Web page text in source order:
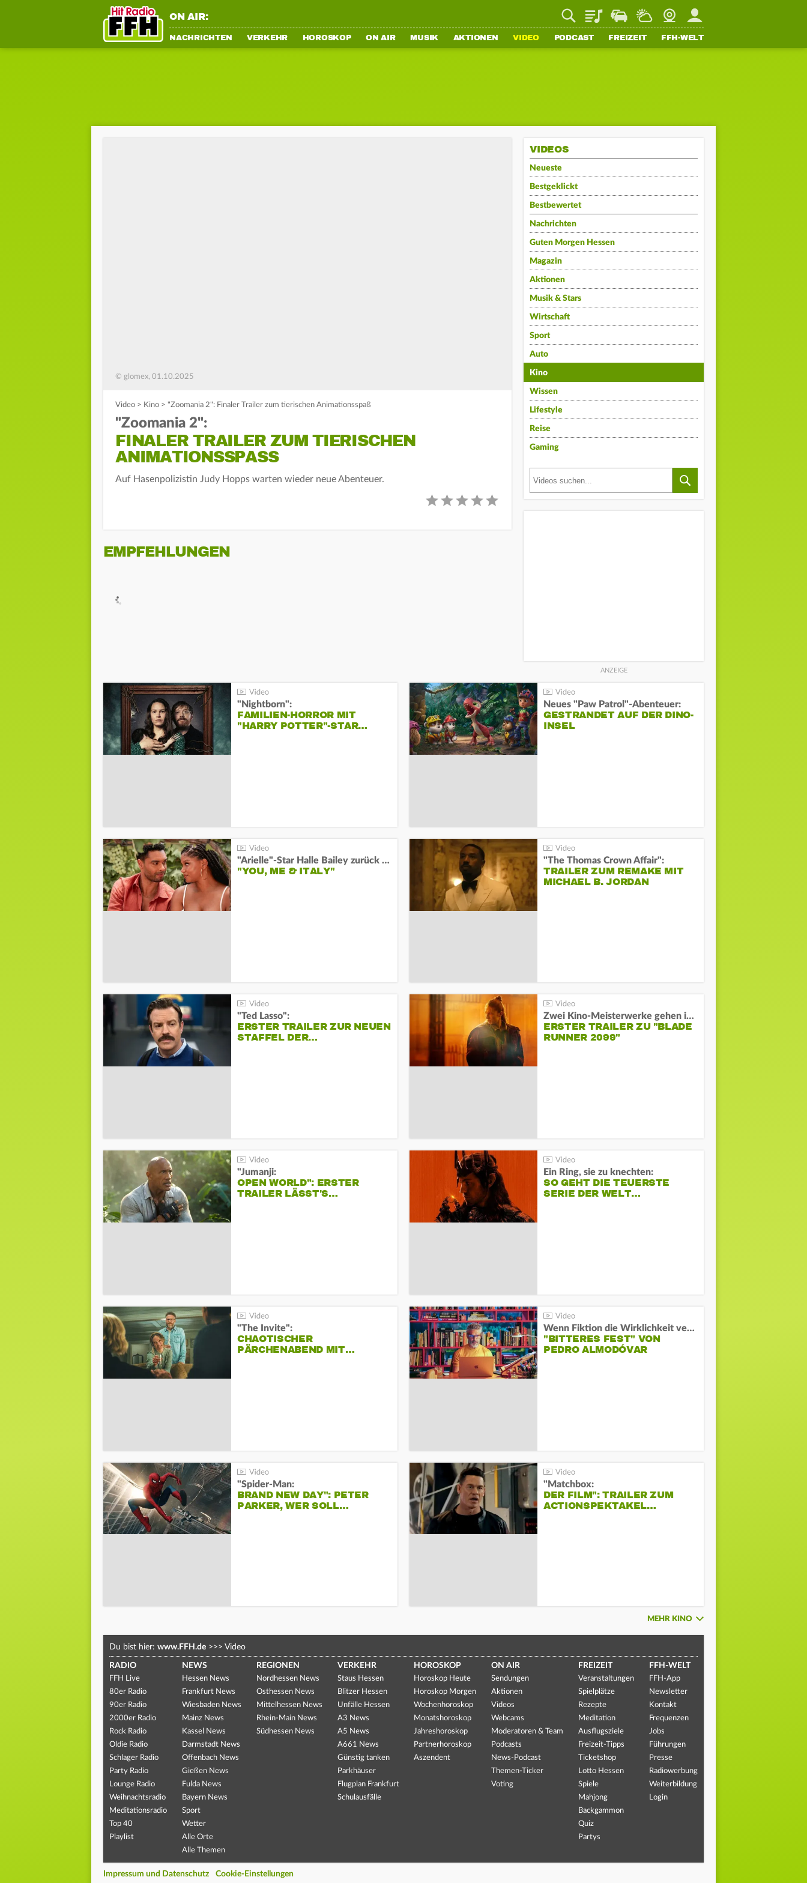
ON AIR: PlaylistStaupilotWetterWebcamMein FFH
NACHRICHTEN VERKEHR HOROSKOP ON AIR MUSIK AKTIONEN VIDEO PODCAST FREIZEIT FFH-WELT
© glomex, 01.10.2025
Video > Kino > "Zoomania 2": Finaler Trailer zum tierischen Animationsspaß
"Zoomania 2":
FINALER TRAILER ZUM TIERISCHEN
ANIMATIONSSPASS
Auf Hasenpolizistin Judy Hopps warten wieder neue Abenteuer.
EMPFEHLUNGEN
VIDEOS
Neueste
Bestgeklickt
Bestbewertet
Nachrichten
Guten Morgen Hessen
Magazin
Aktionen
Musik & Stars
Wirtschaft
Sport
Auto
Kino
Wissen
Lifestyle
Reise
Gaming
"Nightborn":
FAMILIEN-HORROR MIT
"HARRY POTTER"-STAR…
Neues "Paw Patrol"-Abenteuer:
GESTRANDET AUF DER DINO-
INSEL
"Arielle"-Star Halle Bailey zurück auf der Leinwand:
"YOU, ME & ITALY"
"The Thomas Crown Affair":
TRAILER ZUM REMAKE MIT
MICHAEL B. JORDAN
"Ted Lasso":
ERSTER TRAILER ZUR NEUEN
STAFFEL DER…
Zwei Kino-Meisterwerke gehen in Serie:
ERSTER TRAILER ZU "BLADE
RUNNER 2099"
"Jumanji:
OPEN WORLD": ERSTER
TRAILER LÄSST'S…
Ein Ring, sie zu knechten:
SO GEHT DIE TEUERSTE
SERIE DER WELT…
"The Invite":
CHAOTISCHER
PÄRCHENABEND MIT…
Wenn Fiktion die Wirklichkeit verschiebt:
"BITTERES FEST" VON
PEDRO ALMODÓVAR
"Spider-Man:
BRAND NEW DAY": PETER
PARKER, WER SOLL…
"Matchbox:
DER FILM": TRAILER ZUM
ACTIONSPEKTAKEL…
MEHR KINO
Du bist hier: www.FFH.de >>> Video
RADIO
FFH Live
80er Radio
90er Radio
2000er Radio
Rock Radio
Oldie Radio
Schlager Radio
Party Radio
Lounge Radio
Weihnachtsradio
Meditationsradio
Top 40
Playlist
NEWS
Hessen News
Frankfurt News
Wiesbaden News
Mainz News
Kassel News
Darmstadt News
Offenbach News
Gießen News
Fulda News
Bayern News
Sport
Wetter
Alle Orte
Alle Themen
REGIONEN
Nordhessen News
Osthessen News
Mittelhessen News
Rhein-Main News
Südhessen News
VERKEHR
Staus Hessen
Blitzer Hessen
Unfälle Hessen
A3 News
A5 News
A661 News
Günstig tanken
Parkhäuser
Flugplan Frankfurt
Schulausfälle
HOROSKOP
Horoskop Heute
Horoskop Morgen
Wochenhoroskop
Monatshoroskop
Jahreshoroskop
Partnerhoroskop
Aszendent
ON AIR
Sendungen
Aktionen
Videos
Webcams
Moderatoren & Team
Podcasts
News-Podcast
Themen-Ticker
Voting
FREIZEIT
Veranstaltungen
Spielplätze
Rezepte
Meditation
Ausflugsziele
Freizeit-Tipps
Ticketshop
Lotto Hessen
Spiele
Mahjong
Backgammon
Quiz
Partys
FFH-WELT
FFH-App
Newsletter
Kontakt
Frequenzen
Jobs
Führungen
Presse
Radiowerbung
Weiterbildung
Login
Impressum und Datenschutz Cookie-Einstellungen